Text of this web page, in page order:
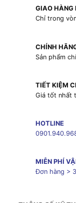
GIAO HÀNG
Chỉ trong
CHÍNH
Sản phẩm
TIẾT KIỆM
Giá tốt nhất
HOTLINE
MIỄN PHÍ
Đơn hàng >